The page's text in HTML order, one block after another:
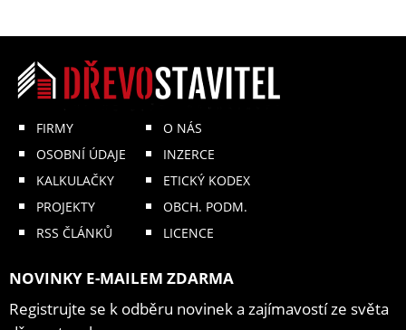
FIRMY
OSOBNÍ ÚDAJE
KALKULAČKY
PROJEKTY
RSS ČLÁNKŮ
O NÁS
INZERCE
ETICKÝ KODEX
OBCH. PODM.
LICENCE
NOVINKY E-MAILEM ZDARMA
Registrujte se k odběru novinek a zajímavostí ze světa